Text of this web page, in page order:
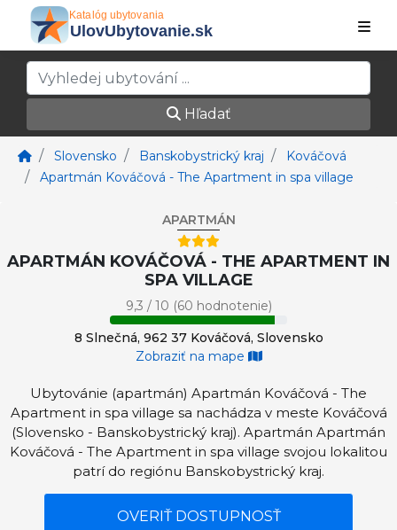
Hľadať
Slovensko Banskobystrický kraj
Kováčová
Apartmán Kováčová - The Apartment in spa village
APARTMÁN
APARTMÁN KOVÁČOVÁ - THE APARTMENT IN
SPA VILLAGE
9,3 / 10 (60 hodnotenie)
8 Slnečná, 962 37 Kováčová, Slovensko
Zobraziť na mape
Ubytovánie (apartmán) Apartmán Kováčová - The
Apartment in spa village sa nachádza v meste Kováčová
(Slovensko - Banskobystrický kraj). Apartmán Apartmán
Kováčová - The Apartment in spa village svojou lokalitou
patrí do regiónu Banskobystrický kraj.
OVERIŤ DOSTUPNOSŤ